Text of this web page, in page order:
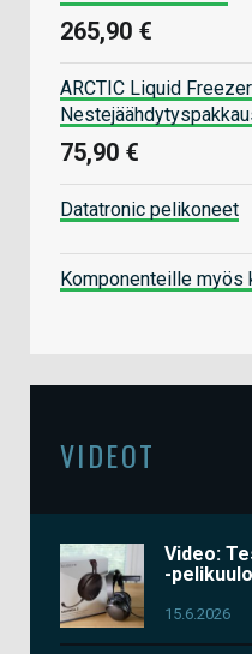
265,90 €
ARCTIC Liquid
75,90 €
Datatronic pelikoneet
Komponenteille myös
VIDEOT
Video:
-
15.6.2026